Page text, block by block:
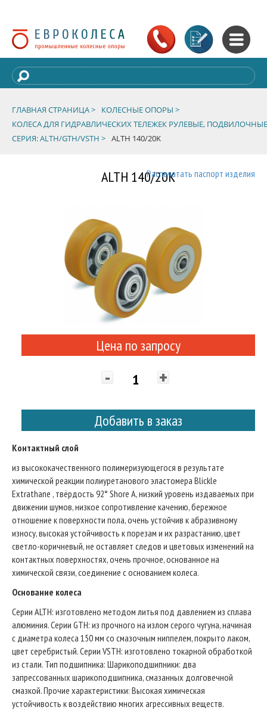
ГЛАВНАЯ СТРАНИЦА >
КОЛЕСНЫЕ ОПОРЫ >
КОЛЕСА ДЛЯ ГИДРАВЛИЧЕСКИХ ТЕЛЕЖЕК РУЛЕВЫЕ,
СЕРИЯ: ALTH/GTH/VSTH > ALTH 140/20K
ALTH 140/20KРаспечатать паспорт изделия
Цена по запросу
- +
Добавить в заказ
Контактный слой
из высококачественного полимеризующегося в результате
химической реакции полиуретанового эластомера Blickle
Extrathane , твёрдость 92° Shore A, низкий уровень издаваемых при
движении шумов, низкое сопротивление качению, бережное
отношение к поверхности пола, очень устойчив к абразивному
износу, высокая устойчивость к порезам и их разрастанию, цвет
светло-коричневый, не оставляет следов и цветовых изменений на
контактных поверхностях, очень прочное, основанное на
химической связи, соединение с основанием колеса.
Основание колеса
Серии ALTH: изготовлено методом литья под давлением из сплава
алюминия. Серии GTH: из прочного на излом серого чугуна, начиная
с диаметра колеса 150 мм со смазочным ниппелем, покрыто лаком,
цвет серебристый. Серии VSTH: изготовлено токарной обработкой
из стали. Тип подшипника: Шарикоподшипники: два
запрессованных шарикоподшипника, смазанных долговечной
смазкой. Прочие характеристики: Высокая химическая
устойчивость к воздействию многих агрессивных веществ.